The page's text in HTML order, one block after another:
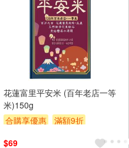
花蓮富里平安米 (百年老店一等
米)150g
合購享優惠
滿額9折
$69